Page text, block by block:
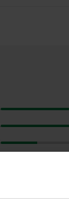
les critiques :